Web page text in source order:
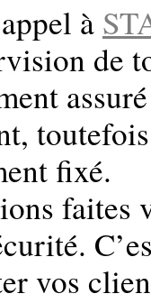
à
de
fixé.
faites
vos